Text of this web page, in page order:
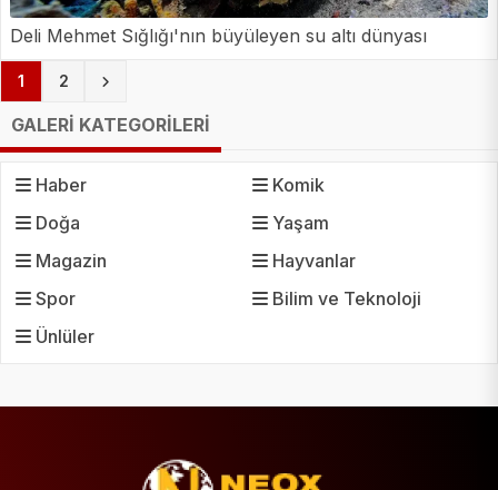
Deli Mehmet Sığlığı'nın büyüleyen su altı dünyası
1 (current)
2
GALERİ KATEGORİLERİ
Haber
Komik
Doğa
Yaşam
Magazin
Hayvanlar
Spor
Bilim ve Teknoloji
Ünlüler